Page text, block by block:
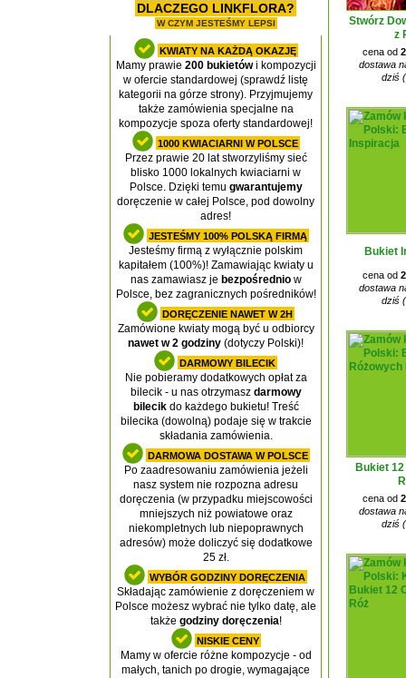
DLACZEGO LINKFLORA?
W CZYM JESTEŚMY LEPSI
KWIATY NA KAŻDĄ OKAZJĘ
Mamy prawie 200 bukietówi kompozycji
w ofercie standardowej (sprawdź listę
kategorii na górze strony). Przyjmujemy
także zamówienia specjalne na
kompozycje spoza oferty standardowej!
1000 KWIACIARNI W POLSCE
Przez prawie 20 lat stworzyliśmy sieć
blisko 1000 lokalnych kwiaciarni w
Polsce. Dzięki temu gwarantujemy
doręczenie w całej Polsce, pod dowolny
adres!
JESTEŚMY 100% POLSKĄ FIRMĄ
Jesteśmy firmą z wyłącznie polskim
kapitałem (100%)! Zamawiając kwiaty u
nas zamawiasz je bezpośredniow
Polsce, bez zagranicznych pośredników!
DORĘCZENIE NAWET W 2H
Zamówione kwiaty mogą być u odbiorcy
nawet w 2 godziny (dotyczy Polski)!
DARMOWY BILECIK
Nie pobieramy dodatkowych opłat za
bilecik - u nas otrzymasz darmowy
bilecikdo każdego bukietu! Treść
bilecika (dowolną) podaje się w trakcie
składania zamówienia.
DARMOWA DOSTAWA W POLSCE
Po zaadresowaniu zamówienia jeżeli
nasz system nie rozpozna adresu
doręczenia (w przypadku miejscowości
mniejszych niż powiatowe oraz
niekompletnych lub niepoprawnych
adresów) może doliczyć się dodatkowe
25 zł.
WYBÓR GODZINY DORĘCZENIA
Składając zamówienie z doręczeniem w
Polsce możesz wybrać nie tylko datę, ale
także godziny doręczenia!
NISKIE CENY
Mamy w ofercie różne kompozycje - od
małych, tanich po drogie, wymagające
Stwórz
z
cena od
dostawa
dziś
Bukiet
cena od
dostawa
dziś
Bukiet
cena od
dostawa
dziś